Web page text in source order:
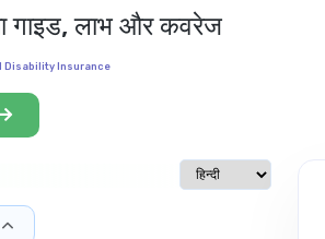
गाइड, लाभ और कवरेज
Disability Insurance
Select language